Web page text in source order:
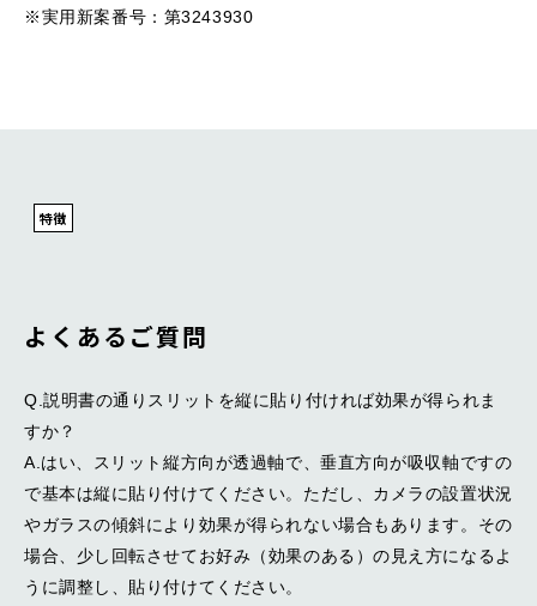
※実⽤新案番号：第3243930
特徴
よくあるご質問
Q.説明書の通りスリットを縦に貼り付ければ効果が得られま
すか？
A.はい、スリット縦方向が透過軸で、垂直方向が吸収軸ですの
で基本は縦に貼り付けてください。ただし、カメラの設置状況
やガラスの傾斜により効果が得られない場合もあります。その
場合、少し回転させてお好み（効果のある）の見え方になるよ
うに調整し、貼り付けてください。